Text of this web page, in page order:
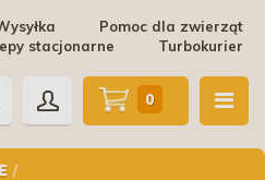
Pomoc dla zwierząt
Turbokurier
stacjonarne
/
0